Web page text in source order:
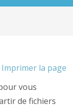
Imprimer la page
vous
de fichiers